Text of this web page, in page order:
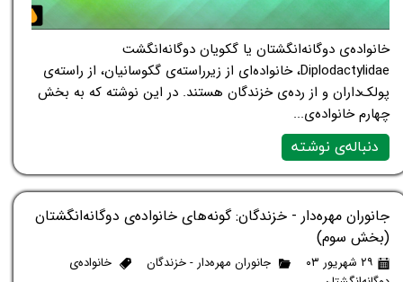
خانواده‌ی دوگانه‌انگشتان یا گکویان دوگانه‌انگشت
Diplodactylidae، خانواده‌ای از زیرراسته‌ی گکوسانیان، از راسته‌ی
پولک‌داران و از رده‌ی خزندگان هستند. در این نوشته که به بخش
چهارم خانواده‌ی...
دنباله‌ی نوشته
جانوران مهره‌دار - خزندگان: گونه‌های خانواده‌ی دوگانه‌انگشتان
(بخش سوم)
۲۹ شهریور ۰۳ جانوران مهره‌دار - خزندگان
خانواده‌ی